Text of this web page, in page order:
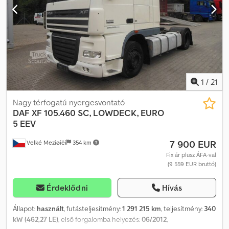
Afjzmxgmstorf
1 / 21
Velké Meziøíèí 354 km
Nagy térfogatú nyergesvontató
DAF XF 105.460 SC, LOWDECK, EURO
5 EEV
7 900 EUR
Fix ár plusz ÁFA-val
(9 559 EUR bruttó)
Érdeklődni Hívás
Állapot: használt, futásteljesítmény:1 291 215 km, teljesítmény: 340
kW (462,27 LE), első forgalomba helyezés:06/2012,